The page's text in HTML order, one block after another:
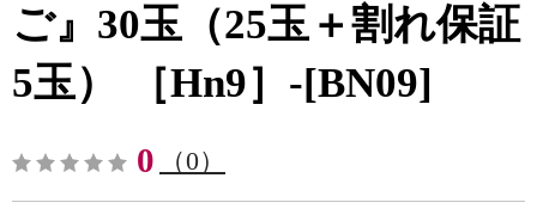
ご』30玉（25玉＋割れ保証
5玉） ［Hn9］-[BN09]
0 （0）